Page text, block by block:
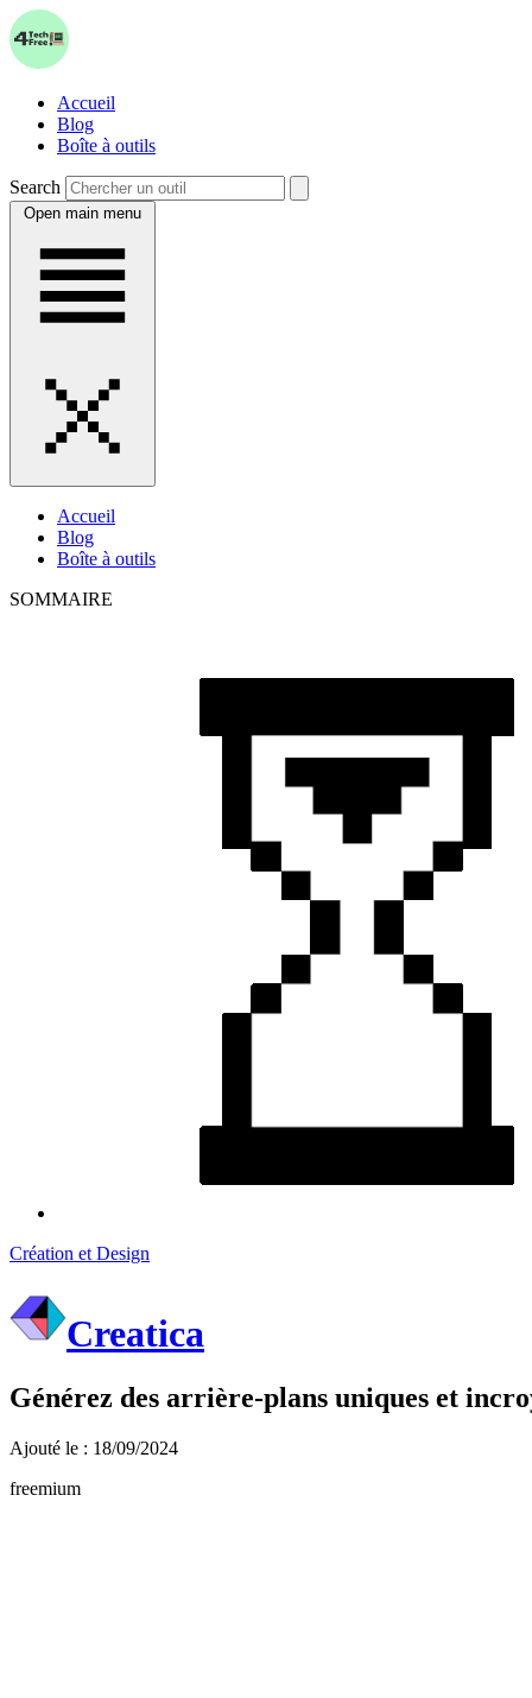
Accueil
Blog
Boîte à outils
Search
Open main menu
Accueil
Blog
Boîte à outils
SOMMAIRE
Création et Design
Creatica
Générez des arrière-plans uniques et
Ajouté le : 18/09/2024
freemium